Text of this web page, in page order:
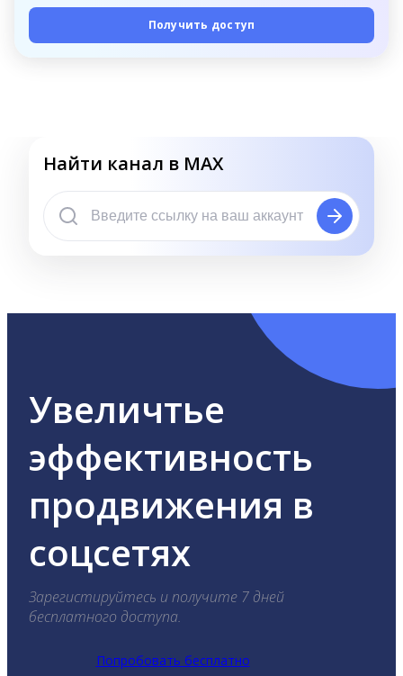
Получить доступ
Найти канал в MAX
Увеличтье
эффективность
продвижения в
соцсетях
Зарегистируйтесь и получите 7 дней
бесплатного доступа.
Попробовать бесплатно